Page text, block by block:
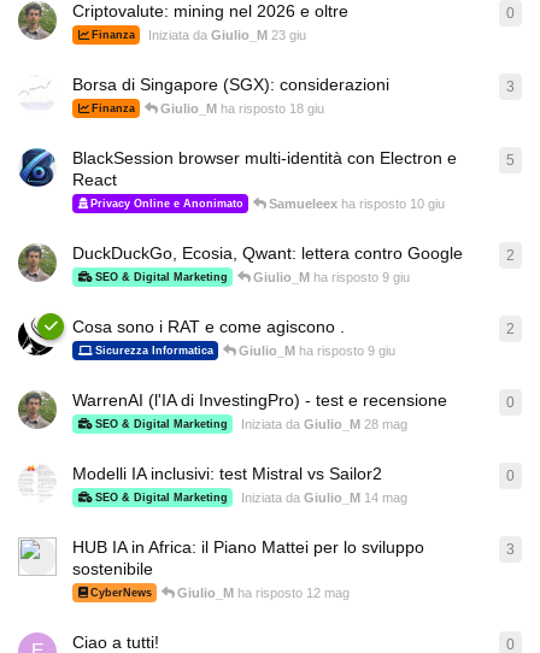
Criptovalute: mining nel 2026 e oltre
Finanza Iniziata daGiulio_M 23 giu
0
Borsa di Singapore (SGX): considerazioni
Finanza Giulio_M ha risposto 18 giu
3
BlackSession browser multi-identità con Electron e
React
Privacy Online e Anonimato Samueleex ha risposto 10 giu
5
DuckDuckGo, Ecosia, Qwant: lettera contro Google
SEO & Digital Marketing Giulio_M ha risposto9 giu
2
Cosa sono i RAT e come agiscono .
Sicurezza Informatica Giulio_M ha risposto9 giu
2
WarrenAI (l'IA di InvestingPro) - test e recensione
SEO & Digital Marketing Iniziata daGiulio_M 28 mag
0
Modelli IA inclusivi: test Mistral vs Sailor2
SEO & Digital Marketing Iniziata daGiulio_M 14 mag
0
HUB IA in Africa: il Piano Mattei per lo sviluppo
sostenibile
CyberNews Giulio_M ha risposto 12 mag
3
Ciao a tutti! 0